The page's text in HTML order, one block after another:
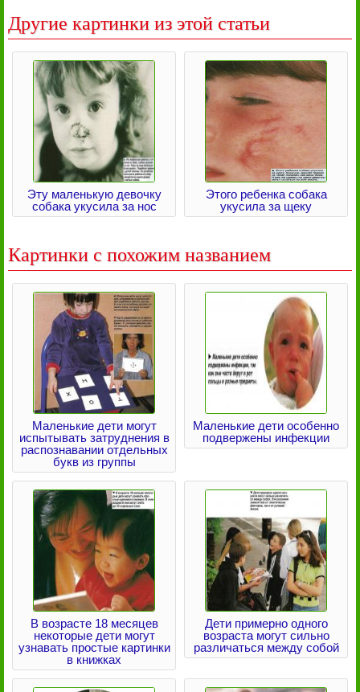
Другие картинки из этой статьи
Эту маленькую девочку
собака укусила за нос
Этого ребенка собака
укусила за щеку
Картинки с похожим названием
Маленькие дети могут
испытывать затруднения в
распознавании отдельных
букв из группы
Маленькие дети особенно
подвержены инфекции
В возрасте 18 месяцев
некоторые дети могут
узнавать простые картинки
в книжках
Дети примерно одного
возраста могут сильно
различаться между собой